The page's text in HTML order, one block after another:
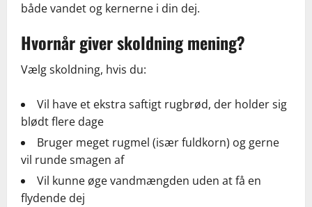
både vandet og kernerne i din dej.
Hvornår giver skoldning mening?
Vælg skoldning, hvis du:
Vil have et ekstra saftigt rugbrød, der holder sig
blødt flere dage
Bruger meget rugmel (især fuldkorn) og gerne
vil runde smagen af
Vil kunne øge vandmængden uden at få en
flydende dej